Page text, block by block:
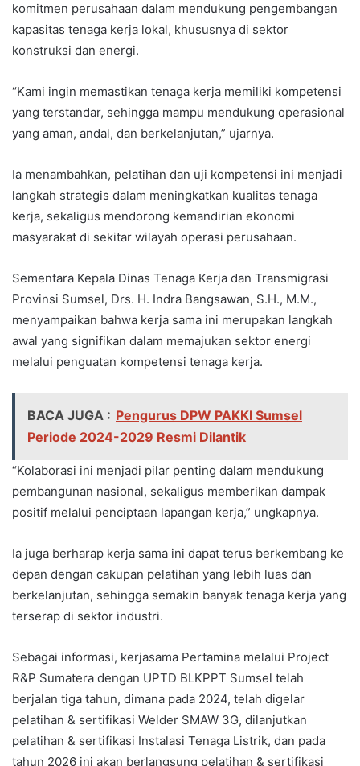
komitmen perusahaan dalam mendukung pengembangan
kapasitas tenaga kerja lokal, khususnya di sektor
konstruksi dan energi.
“Kami ingin memastikan tenaga kerja memiliki kompetensi
yang terstandar, sehingga mampu mendukung operasional
yang aman, andal, dan berkelanjutan,” ujarnya.
Ia menambahkan, pelatihan dan uji kompetensi ini menjadi
langkah strategis dalam meningkatkan kualitas tenaga
kerja, sekaligus mendorong kemandirian ekonomi
masyarakat di sekitar wilayah operasi perusahaan.
Sementara Kepala Dinas Tenaga Kerja dan Transmigrasi
Provinsi Sumsel, Drs. H. Indra Bangsawan, S.H., M.M.,
menyampaikan bahwa kerja sama ini merupakan langkah
awal yang signifikan dalam memajukan sektor energi
melalui penguatan kompetensi tenaga kerja.
BACA JUGA : Pengurus DPW PAKKI Sumsel
Periode 2024-2029 Resmi Dilantik
“Kolaborasi ini menjadi pilar penting dalam mendukung
pembangunan nasional, sekaligus memberikan dampak
positif melalui penciptaan lapangan kerja,” ungkapnya.
Ia juga berharap kerja sama ini dapat terus berkembang ke
depan dengan cakupan pelatihan yang lebih luas dan
berkelanjutan, sehingga semakin banyak tenaga kerja yang
terserap di sektor industri.
Sebagai informasi, kerjasama Pertamina melalui Project
R&P Sumatera dengan UPTD BLKPPT Sumsel telah
berjalan tiga tahun, dimana pada 2024, telah digelar
pelatihan & sertifikasi Welder SMAW 3G, dilanjutkan
pelatihan & sertifikasi Instalasi Tenaga Listrik, dan pada
tahun 2026 ini akan berlangsung pelatihan & sertifikasi